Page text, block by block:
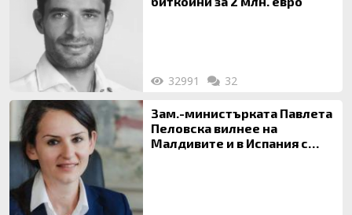
32991 32
Зам.-министърката Павлета
Пеловска вилнее на
Малдивите и в Испания с